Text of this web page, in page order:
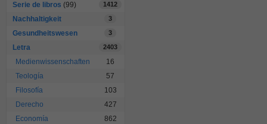
Serie de libros (99) 1412
Nachhaltigkeit 3
Gesundheitswesen 3
Letra 2403
Medienwissenschaften
16
Teología
57
Filosofía
103
Derecho
427
Economía
862